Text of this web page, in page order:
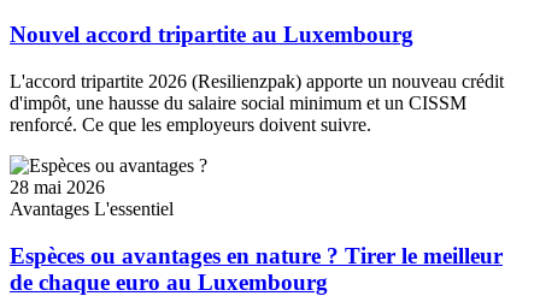
Nouvel accord tripartite au Luxembourg
L'accord tripartite 2026 (Resilienzpak) apporte un nouveau crédit
d'impôt, une hausse du salaire social minimum et un CISSM
renforcé. Ce que les employeurs doivent suivre.
28 mai 2026
Avantages L'essentiel
Espèces ou avantages en nature ? Tirer le meilleur
de chaque euro au Luxembourg